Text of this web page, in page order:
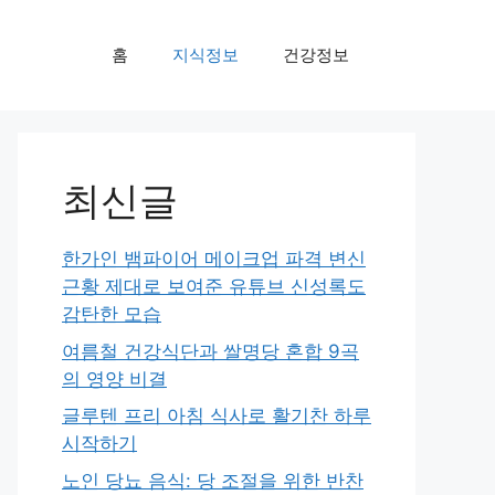
홈 지식정보 건강정보
최신글
한가인 뱀파이어 메이크업 파격 변신
근황 제대로 보여준 유튜브 신성록도
감탄한 모습
여름철 건강식단과 쌀명당 혼합 9곡
의 영양 비결
글루텐 프리 아침 식사로 활기찬 하루
시작하기
노인 당뇨 음식: 당 조절을 위한 반찬